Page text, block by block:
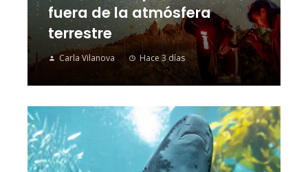
fuera de la atmósfera
terrestre
Carla Vilanova Hace 3 días